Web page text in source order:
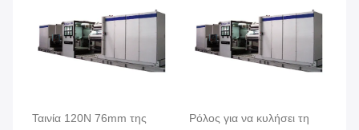
Ρόλος για να κυλήσει τη
εναλλασσόμενο ρεύμα